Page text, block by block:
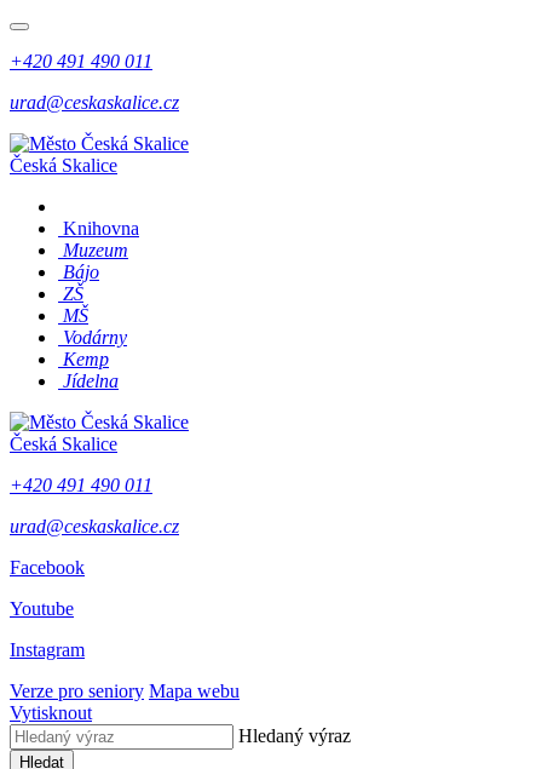
+420 491 490 011
urad@ceskaskalice.cz
Česká Skalice
Knihovna
Muzeum
Bájo
ZŠ
MŠ
Vodárny
Kemp
Jídelna
Česká Skalice
+420 491 490 011
urad@ceskaskalice.cz
Facebook
Youtube
Instagram
Verze pro seniory Mapa webu
Vytisknout
Hledaný výraz
Hledat